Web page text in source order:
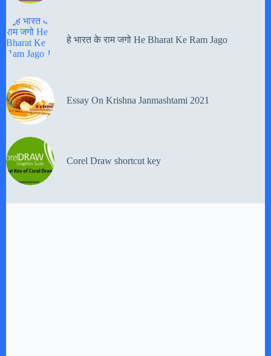
हे भारत के राम जगो He Bharat Ke Ram Jago
Essay On Krishna Janmashtami 2021
Corel Draw shortcut key